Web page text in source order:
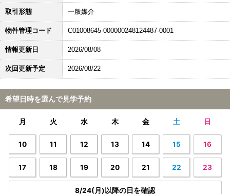
取引形態 一般媒介
物件管理コード C01008645-000000248124487-0001
情報更新日 2026/08/08
次回更新予定 2026/08/22
希望日時を選んで見学予約
月 火 水 木 金 土 日
10 11 12 13 14 15 16
17 18 19 20 21 22 23
8/24(月)以降の日を確認